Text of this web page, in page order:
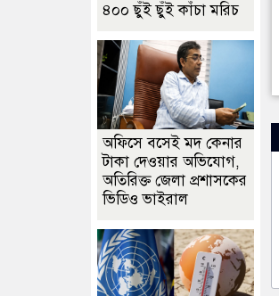
৪০০ ছুঁই ছুঁই কাঁচা মরিচ
অফিসে বসেই মদ কেনার
টাকা দেওয়ার অভিযোগ,
অতিরিক্ত জেলা প্রশাসকের
ভিডিও ভাইরাল